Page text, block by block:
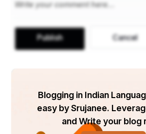
विविधता में एकता का महत्त्व :
एक देश में विविधता में एकता प्रमुख है क्योंकि
Publish Cancel
Blogging in Indian
easy by Srujanee.
and Write your blog